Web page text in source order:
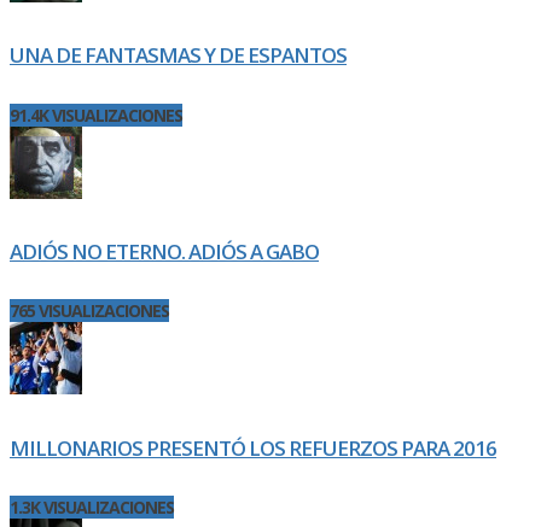
UNA DE FANTASMAS Y DE ESPANTOS
91.4K VISUALIZACIONES
ADIÓS NO ETERNO. ADIÓS A GABO
765 VISUALIZACIONES
MILLONARIOS PRESENTÓ LOS REFUERZOS PARA 2016
1.3K VISUALIZACIONES